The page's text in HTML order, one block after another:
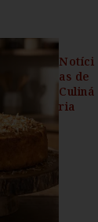
Notíci
as de
Culiná
ria